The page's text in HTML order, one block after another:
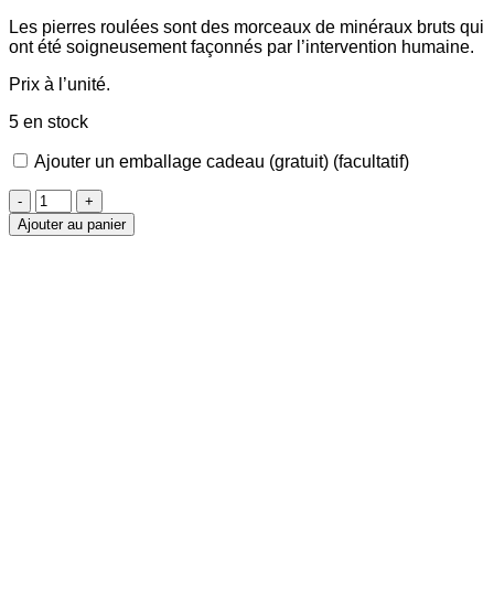
Les pierres roulées sont des morceaux de minéraux bruts qui
ont été soigneusement façonnés par l’intervention humaine.
Prix à l’unité.
5 en stock
Ajouter un emballage cadeau (gratuit) (facultatif)
quantité
de
Jaspe
Ajouter au panier